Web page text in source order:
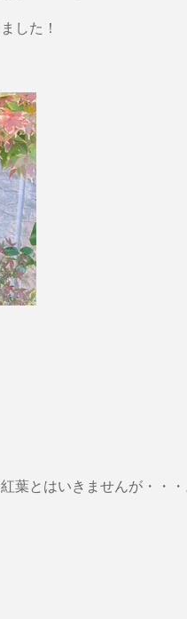
した！
葉とはいきませんが・・・